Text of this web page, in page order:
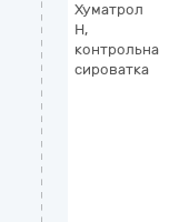
Хуматрол
Н,
контрольна
сироватка